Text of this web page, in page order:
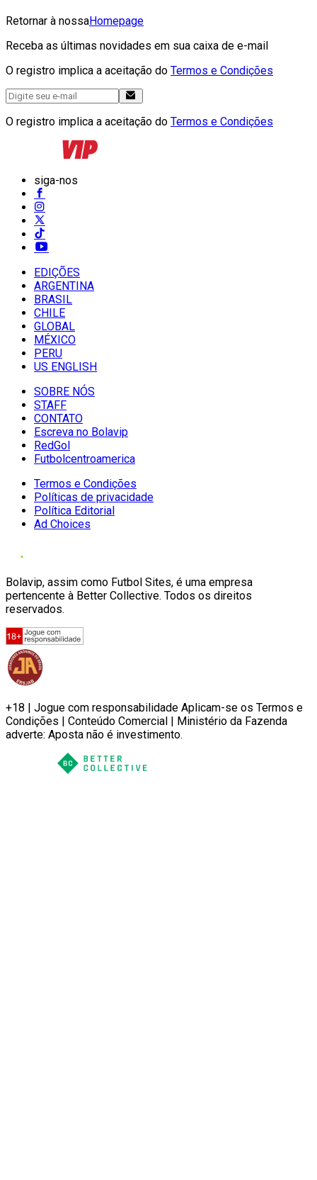
Retornar à nossaHomepage
Receba as últimas novidades em sua caixa de e-mail
O registro implica a aceitação do Termos e Condições
O registro implica a aceitação do Termos e Condições
siga-nos
EDIÇÕES
ARGENTINA
BRASIL
CHILE
GLOBAL
MÉXICO
PERU
US ENGLISH
SOBRE NÓS
STAFF
CONTATO
Escreva no Bolavip
RedGol
Futbolcentroamerica
Termos e Condições
Políticas de privacidade
Política Editorial
Ad Choices
Bolavip, assim como Futbol Sites, é uma empresa
pertencente à Better Collective. Todos os direitos
reservados.
+18 | Jogue com responsabilidade Aplicam-se os Termos e
Condições | Conteúdo Comercial | Ministério da Fazenda
adverte: Aposta não é investimento.